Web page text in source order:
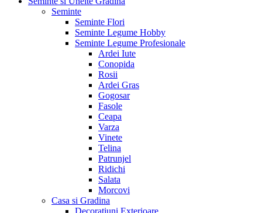
Seminte
Seminte Flori
Seminte Legume Hobby
Seminte Legume Profesionale
Ardei Iute
Conopida
Rosii
Ardei Gras
Gogosar
Fasole
Ceapa
Varza
Vinete
Telina
Patrunjel
Ridichi
Salata
Morcovi
Casa si Gradina
Decoratiuni Exterioare